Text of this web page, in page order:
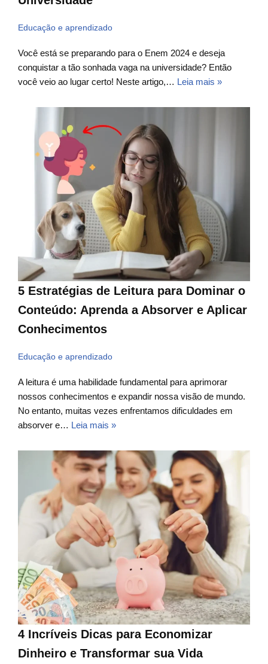
Educação e aprendizado
Você está se preparando para o Enem 2024 e deseja
conquistar a tão sonhada vaga na universidade? Então
você veio ao lugar certo! Neste artigo,… Leia mais »
5 Estratégias de Leitura para Dominar o
Conteúdo: Aprenda a Absorver e Aplicar
Conhecimentos
Educação e aprendizado
A leitura é uma habilidade fundamental para aprimorar
nossos conhecimentos e expandir nossa visão de mundo.
No entanto, muitas vezes enfrentamos dificuldades em
absorver e… Leia mais »
4 Incríveis Dicas para Economizar
Dinheiro e Transformar sua Vida